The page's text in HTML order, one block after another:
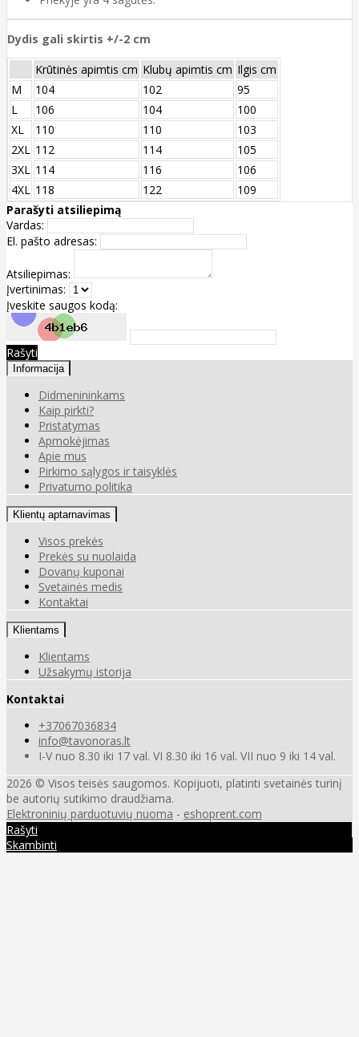
Dydis gali skirtis +/-2 cm
Krūtinės apimtis cm Klubų apimtis cm Ilgis cm
M
104 102
95
L
106 104
100
XL
110 110
103
2XL 112 114
105
3XL 114 116
106
4XL 118 122
109
Parašyti atsiliepimą
Vardas:
El. pašto adresas:
Atsiliepimas:
Įvertinimas:
Įveskite saugos kodą:
Rašyti
Informacija
Didmenininkams
Kaip pirkti?
Pristatymas
Apmokėjimas
Apie mus
Pirkimo sąlygos ir taisyklės
Privatumo politika
Klientų aptarnavimas
Visos prekės
Prekės su nuolaida
Dovanų kuponai
Svetainės medis
Kontaktai
Klientams
Klientams
Užsakymų istorija
Kontaktai
+37067036834
info@tavonoras.lt
I-V nuo 8.30 iki 17 val. VI 8.30 iki 16 val. VII nuo 9 iki 14 val.
2026 © Visos teisės saugomos. Kopijuoti, platinti svetainės turinį
be autorių sutikimo draudžiama.
Elektroninių parduotuvių nuoma - eshoprent.com
Rašyti
Skambinti